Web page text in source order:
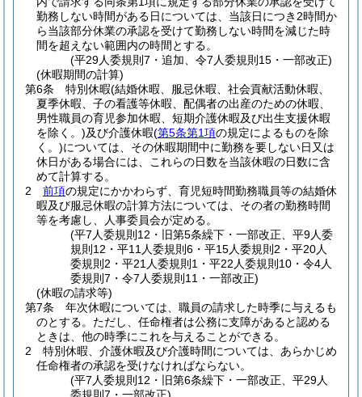
勤務しない時間がある日については、当該日につき2時間か
ら当該部分休業の承認を受けて勤務しない時間を減じた時
間を超えない範囲内の時間とする。
(平29人委規則7・追加、令7人委規則15・一部改正)
(休暇期間の計算)
第6条
特別休暇(結婚休暇、服忌休暇、社会貢献活動休暇、
夏季休暇、子の看護等休暇、配偶者の出産のための休暇、
男性職員の育児参加休暇、短期介護休暇及び出生支援休暇
を除く。)及び介護休暇(第5条第1項の規定によるものを除
く。)については、その休暇期間中に勤務を要しない日又は
休日がある場合には、これらの日数を当該休暇の日数に含
めて計算する。
2
前項の規定にかかわらず、育児短時間勤務職員等の結婚休
暇及び服忌休暇の計算方法については、その者の勤務時間
等を考慮し、人事委員会が定める。
(平7人委規則12・旧第5条繰下・一部改正、平9人委
規則12・平11人委規則6・平15人委規則2・平20人
委規則2・平21人委規則1・平22人委規則10・令4人
委規則7・令7人委規則11・一部改正)
(休暇の請求等)
第7条
年次休暇については、職員の請求した時季に与えるも
のとする。 ただし、任命権者は公務に支障があると認める
ときは、他の時季にこれを与えることができる。
2
特別休暇、介護休暇及び介護時間については、あらかじめ
任命権者の承認を受けなければならない。
(平7人委規則12・旧第6条繰下・一部改正、平29人
委規則7・一部改正)